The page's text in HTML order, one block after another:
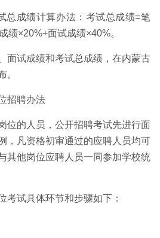
总成绩计算办法：考试总成绩=笔
绩×20%+面试成绩×40%。
面试成绩和考试总成绩，在内蒙古
。
招聘办法
位的人员，公开招聘考试先进行面
，凡资格初审通过的应聘人员均可
其他岗位应聘人员一同参加学校统
考试具体环节和步骤如下：